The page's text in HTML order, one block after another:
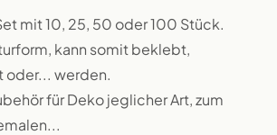
mit 10, 25, 50 oder 100 Stück.
kann somit beklebt,
oder... werden.
für Deko jeglicher Art, zum